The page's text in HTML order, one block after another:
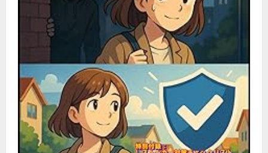
点・
金・
損
し
な
い
コ
ツ・
再
契
約
の